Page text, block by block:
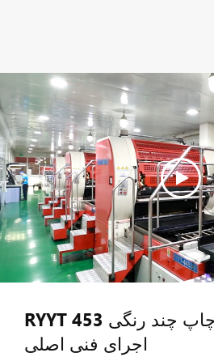
RYYT 453 سری ماشین چاپ چند رنگی
اجرای فنی اصلی